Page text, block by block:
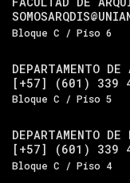
Bloque C / Piso 6
DEPARTAMENTO DE
[+57] (601) 339
Bloque C / Piso 5
DEPARTAMENTO DE
[+57] (601) 339
Bloque C / Piso 4